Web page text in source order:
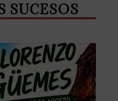
SUCESOS